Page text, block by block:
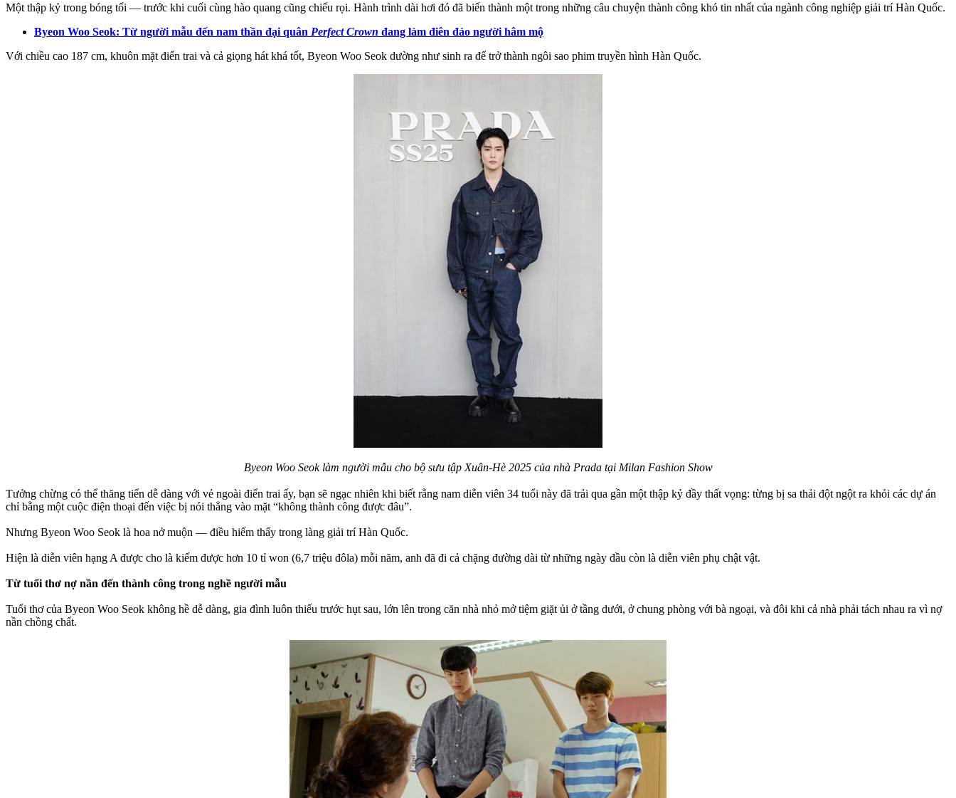
Một thập kỷ trong bóng tối — trước khi cuối cùng hào quang cũng chiếu rọi. Hành trình dài hơi đó đã biến thành một trong những câu chuyện thành công khó tin nhất của ngành công nghiệp giải trí Hàn Quốc.
Byeon Woo Seok: Từ người mẫu đến nam thần đại quân Perfect Crown đang làm điên đảo người hâm mộ
Với chiều cao 187 cm, khuôn mặt điển trai và cả giọng hát khá tốt, Byeon Woo Seok dường như sinh ra để trở thành ngôi sao phim truyền hình Hàn Quốc.
Byeon Woo Seok làm người mẫu cho bộ sưu tập Xuân-Hè 2025 của nhà Prada tại Milan Fashion Show
Tưởng chừng có thể thăng tiến dễ dàng với vẻ ngoài điển trai ấy, bạn sẽ ngạc nhiên khi biết rằng nam diễn viên 34 tuổi này đã trải qua gần một thập kỷ đầy thất vọng: từng bị sa thải đột ngột ra khỏi các dự án
chỉ bằng một cuộc điện thoại đến việc bị nói thẳng vào mặt “không thành công được đâu”.
Nhưng Byeon Woo Seok là hoa nở muộn — điều hiếm thấy trong làng giải trí Hàn Quốc.
Hiện là diễn viên hạng A được cho là kiếm được hơn 10 tỉ won (6,7 triệu đôla) mỗi năm, anh đã đi cả chặng đường dài từ những ngày đầu còn là diễn viên phụ chật vật.
Từ tuổi thơ nợ nần đến thành công trong nghề người mẫu
Tuổi thơ của Byeon Woo Seok không hề dễ dàng, gia đình luôn thiếu trước hụt sau, lớn lên trong căn nhà nhỏ mở tiệm giặt ủi ở tầng dưới, ở chung phòng với bà ngoại, và đôi khi cả nhà phải tách nhau ra vì nợ
nần chồng chất.